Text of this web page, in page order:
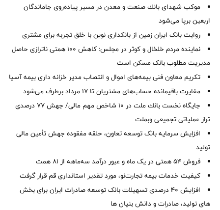
موكب شهدای بانك صنعت و معدن در مسیر پیاده‌روی جاماندگان
اربعین برپا می‌شود
روایت بانک ایران زمین از بانکداری نوین با خلق تجربه برای مشتری
نماینده مردم خلخال و کوثر در مجلس: کاهش ۱۰۰ همتی ناترازی حاصل
مدیریت مطلوب بانک مسکن است
تکریم معاون فنی بیمه‌های اموال و انتصاب مدیر خزانه داری بیمه آسیا
مغایرت‌ باقیمانده حساب‌های مشتریان تا ۱۷ مرداد برطرف می‌شود
جایگاه نخست بانك ملت در 10 شاخص مهم مالی/ جهش 77 درصدی
تراز عملیاتی تجمیعی وبملت
افزایش سرمایه بانک توسعه تعاون، حلقه مفقوده جهش تأمین مالی
تولید
فروش 54 همتی در یک ماه و عبور درآمد سه‌ماهه از 81 همت
کیفیت خدمات بیمه تجارت‌نو، مورد تقدیر استانداری قم قرار گرفت
افزایش 40 درصدی تسهیلات بانک توسعه صادرات ایران برای بخش
های تولید، صادرات و دانش بنیان ها